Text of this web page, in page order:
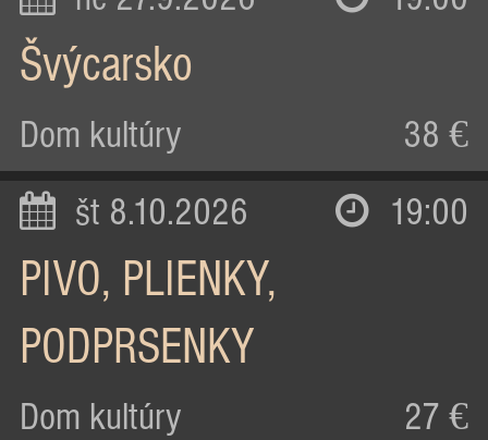
Švýcarsko
Dom kultúry 38 €
št 8.10.2026 19:00
PIVO, PLIENKY,
PODPRSENKY
Dom kultúry 27 €